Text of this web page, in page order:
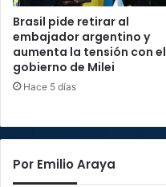
Brasil pide retirar al
embajador argentino y
aumenta la tensión con el
gobierno de Milei
Hace 5 días
Por Emilio Araya